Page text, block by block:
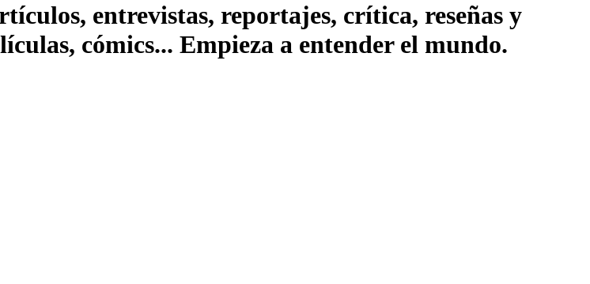
entrevistas, reportajes, crítica, reseñas y
cómics... Empieza a entender el mundo.